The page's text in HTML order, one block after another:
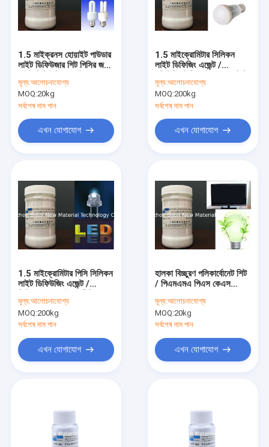
আমাদের সম্পর্কে
1.5 মাইক্রনস হোয়াইট পাউডার
লাইট ডিফিউজার শিট পিসির জন্য
মূল্য:আলোচনাযোগ্য
MOQ:20kg
সর্বশেষ দাম পান
এখন যোগাযোগ
1.5 মাইক্রোমিটার সিলিকন
লাইট ডিফিজিং এজেন্ট /
কেএস -150 এর জন্য
মূল্য:আলোচনাযোগ্য
MOQ:200kg
সর্বশেষ দাম পান
এখন যোগাযোগ
1.5 মাইক্রোমিটার পিসি সিলিকন
লাইট ডিফিউজিং এজেন্ট /
এসজিএস কেএস -150
মূল্য:আলোচনাযোগ্য
MOQ:200kg
সর্বশেষ দাম পান
এখন যোগাযোগ
হালকা বিচ্ছুরণ পলিকার্বোনেট শিট
/ পিএমএমএ পিএস কেএস
হালকা বিচ্ছুরক
মূল্য:আলোচনাযোগ্য
MOQ:20kg
সর্বশেষ দাম পান
এখন যোগাযোগ